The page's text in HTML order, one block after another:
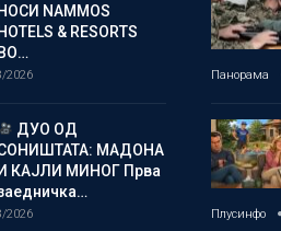
НОСИ NAMMOS
HOTELS & RESORTS
ВО…
2026
ДУО ОД
МАДОНА
И КАЈЛИ МИНОГ Прва
2026
Панорама
Плусинфо